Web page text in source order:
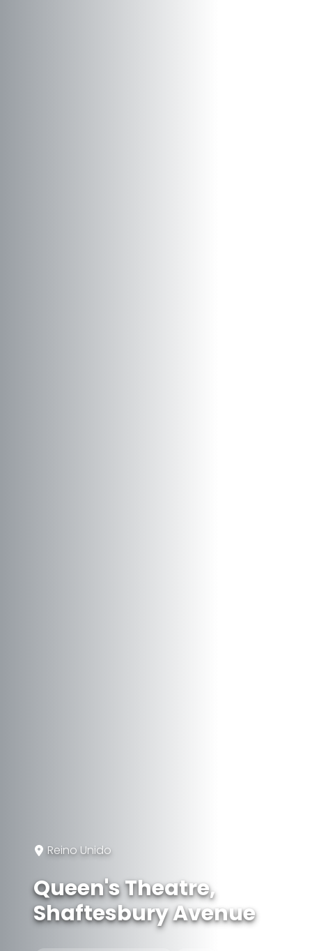
Reino Unido
Queen's Theatre,
Shaftesbury Avenue